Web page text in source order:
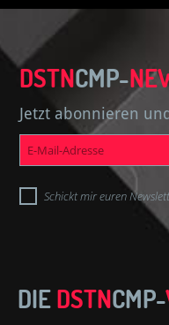
DSTNCMP-
Jetzt abonnieren
Mail-
Schickt mir euren
DIEDSTNCMP-